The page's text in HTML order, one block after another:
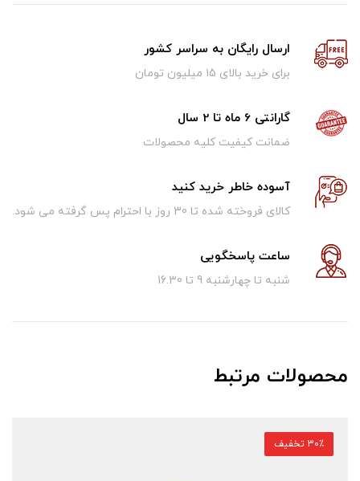
ارسال رایگان به سراسر کشور
برای خرید بالای ۱5 میلیون تومان
گارانتی 6 ماه تا 2 سال
ضمانت کیفیت کلیه محصولات
آسوده خاطر خرید کنید
کالای فروخته شده تا 30 روز با احترام پس گرفته می شود.
ساعت پاسخگویی
شنبه تا چهارشنبه 9 تا 16.30
محصولات مرتبط
30٪ تخفیف